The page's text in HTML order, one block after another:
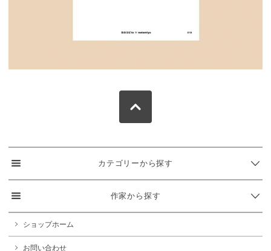
カテゴリーから探す
作家から探す
ショップホーム
お問い合わせ